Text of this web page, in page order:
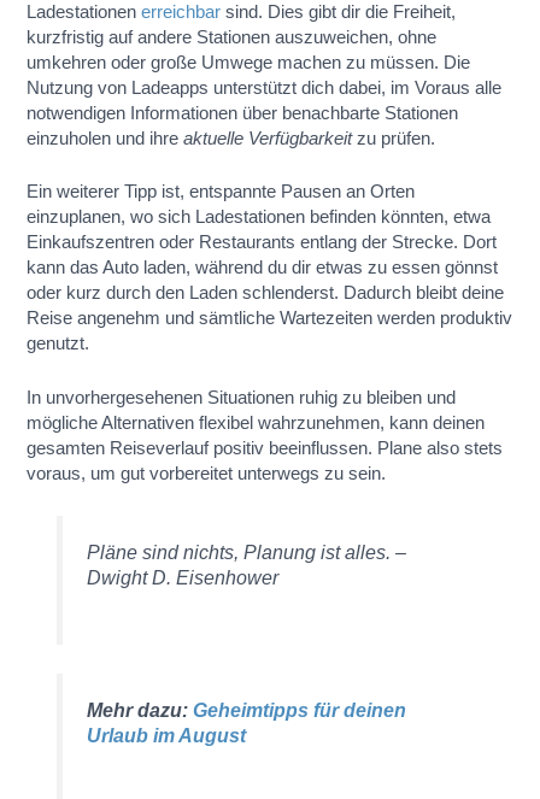
Ladestationenerreichbar sind. Dies gibt dir die Freiheit,
kurzfristig auf andere Stationen auszuweichen, ohne
umkehren oder große Umwege machen zu müssen. Die
Nutzung von Ladeapps unterstützt dich dabei, im Voraus alle
notwendigen Informationen über benachbarte Stationen
einzuholen und ihreaktuelle Verfügbarkeitzu prüfen.
Ein weiterer Tipp ist, entspannte Pausen an Orten
einzuplanen, wo sich Ladestationen befinden könnten, etwa
Einkaufszentren oder Restaurants entlang der Strecke. Dort
kann das Auto laden, während du dir etwas zu essen gönnst
oder kurz durch den Laden schlenderst. Dadurch bleibt deine
Reise angenehm und sämtliche Wartezeiten werden produktiv
genutzt.
In unvorhergesehenen Situationen ruhig zu bleiben und
mögliche Alternativen flexibel wahrzunehmen, kann deinen
gesamten Reiseverlauf positiv beeinflussen. Plane also stets
voraus, um gut vorbereitet unterwegs zu sein.
Pläne sind nichts, Planung ist alles. –
Dwight D. Eisenhower
Mehr dazu: Geheimtipps für deinen
Urlaub im August